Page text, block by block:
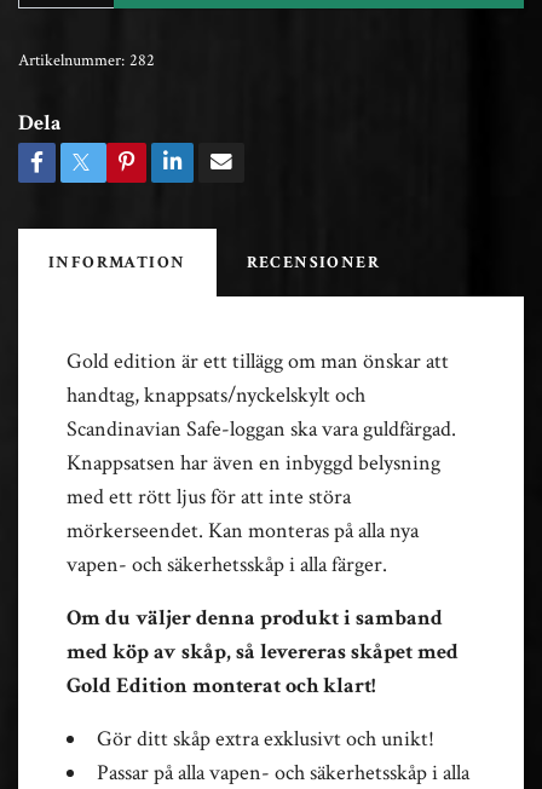
Artikelnummer: 282
Dela
INFORMATION RECENSIONER
Gold edition är ett tillägg om man önskar att
handtag, knappsats/nyckelskylt och
Scandinavian Safe-loggan ska vara guldfärgad.
Knappsatsen har även en inbyggd belysning
med ett rött ljus för att inte störa
mörkerseendet. Kan monteras på alla nya
vapen- och säkerhetsskåp i alla färger.
Om du väljer denna produkt i samband
med köp av skåp, så levereras skåpet med
Gold Edition monterat och klart!
Gör ditt skåp extra exklusivt och unikt!
Passar på alla vapen- och säkerhetsskåp i alla